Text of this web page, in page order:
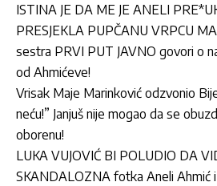
ISTINA JE DA ME JE ANELI
PRESJEKLA PUPČANU VRPCU
sestra PRVI PUT JAVNO govori o
od Ahmićeve!
Vrisak Maje Marinković odzvonio
neću!” Janjuš nije mogao da se
oborenu!
LUKA VUJOVIĆ BI POLUDIO DA
SKANDALOZNA fotka Aneli Ahmić